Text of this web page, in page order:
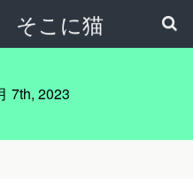
そこに猫
7th, 2023